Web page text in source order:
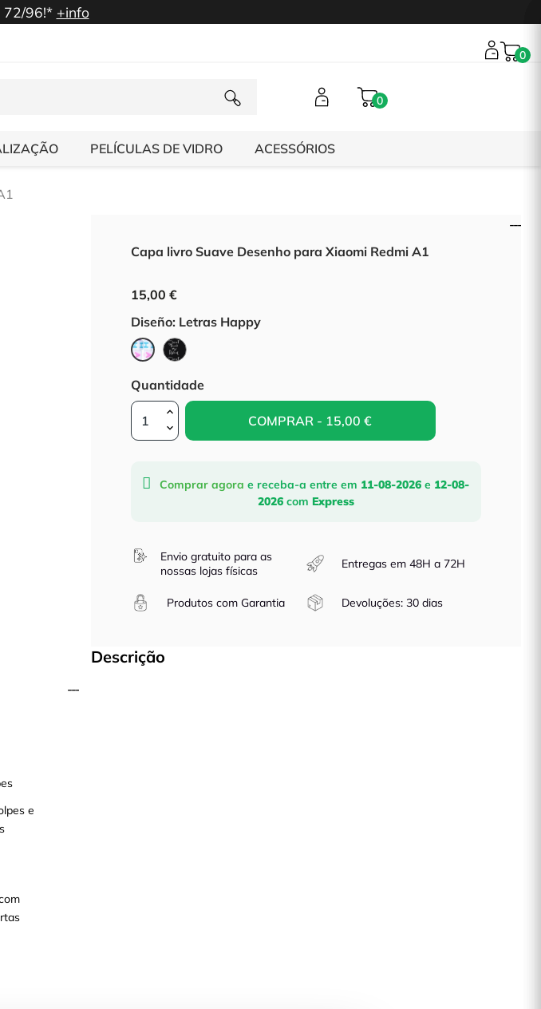
72/96!* +info
0
0
PELÍCULAS DE VIDRO ACESSÓRIOS
e
Capa livro Suave Desenho para Xiaomi Redmi A1
15,00 €
Diseño: Letras Happy
Letras
Happy
Don
Touch
Quantidade
COMPRAR - 15,00 €
Comprar agorae receba-aentre em 11-08-2026 e 12-08-
2026 com Express
Envio gratuito para as
nossas lojas físicas
Entregas em 48H a 72H
Produtos com Garantia Devoluções: 30 dias
Descrição